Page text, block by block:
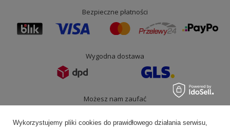
Bezpieczne płatności
Wygodna dostawa
Możesz nam zaufać
Wykorzystujemy pliki cookies do prawidłowego działania serwisu,